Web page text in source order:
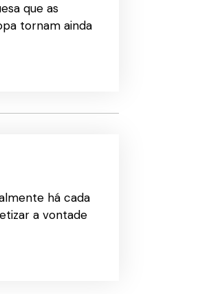
que as
tornam ainda
há cada
a vontade